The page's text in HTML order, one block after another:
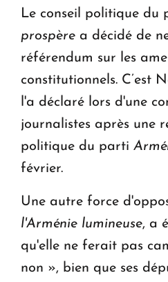
Le conseil politique du
prospère a décidé de
référendum sur les
constitutionnels. C’est
l'a déclaré lors d'une
journalistes après une
politique du parti
février.
Une autre force
l'Arménie lumineuse, a
qu'elle ne ferait pas
non », bien que ses